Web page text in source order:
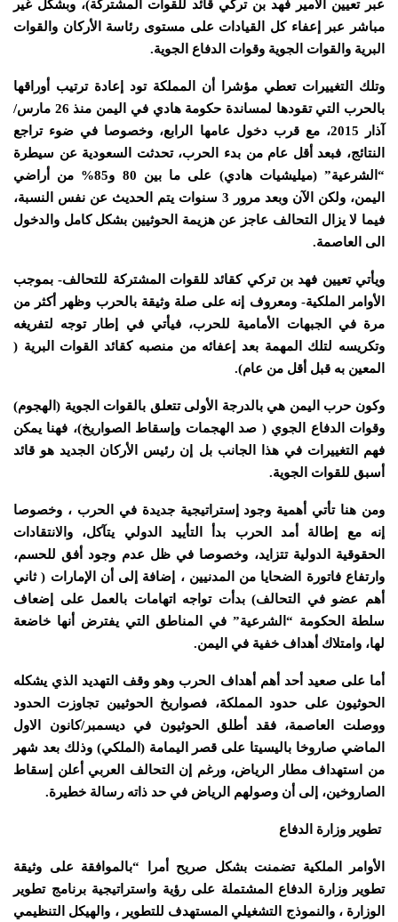
عبر تعيين الأمير فهد بن تركي قائد للقوات المشتركة)، وبشكل غير
مباشر عبر إعفاء كل القيادات على مستوى رئاسة الأركان والقوات
البرية والقوات الجوية وقوات الدفاع الجوية.
وتلك التغييرات تعطي مؤشرا أن المملكة تود إعادة ترتيب أوراقها
بالحرب التي تقودها لمساندة حكومة هادي في اليمن منذ 26 مارس/
آذار 2015، مع قرب دخول عامها الرابع، وخصوصا في ضوء تراجع
النتائج، فبعد أقل عام من بدء الحرب، تحدثت السعودية عن سيطرة
“الشرعية” (ميليشيات هادي) على ما بين 80 و85% من أراضي
اليمن، ولكن الآن وبعد مرور 3 سنوات يتم الحديث عن نفس النسبة،
فيما لا يزال التحالف عاجز عن هزيمة الحوثيين بشكل كامل والدخول
الى العاصمة.
ويأتي تعيين فهد بن تركي كقائد للقوات المشتركة للتحالف- بموجب
الأوامر الملكية- ومعروف إنه على صلة وثيقة بالحرب وظهر أكثر من
مرة في الجبهات الأمامية للحرب، فيأتي في إطار توجه لتفريغه
وتكريسه لتلك المهمة بعد إعفائه من منصبه كقائد القوات البرية (
المعين به قبل أقل من عام).
وكون حرب اليمن هي بالدرجة الأولى تتعلق بالقوات الجوية (الهجوم)
وقوات الدفاع الجوي ( صد الهجمات وإسقاط الصواريخ)، فهنا يمكن
فهم التغييرات في هذا الجانب بل إن رئيس الأركان الجديد هو قائد
أسبق للقوات الجوية.
ومن هنا تأتي أهمية وجود إستراتيجية جديدة في الحرب ، وخصوصا
إنه مع إطالة أمد الحرب بدأ التأييد الدولي يتآكل، والانتقادات
الحقوقية الدولية تتزايد، وخصوصا في ظل عدم وجود أفق للحسم،
وارتفاع فاتورة الضحايا من المدنيين ، إضافة إلى أن الإمارات ( ثاني
أهم عضو في التحالف) بدأت تواجه اتهامات بالعمل على إضعاف
سلطة الحكومة “الشرعية” في المناطق التي يفترض أنها خاضعة
لها، وامتلاك أهداف خفية في اليمن.
أما على صعيد أحد أهم أهداف الحرب وهو وقف التهديد الذي يشكله
الحوثيون على حدود المملكة، فصواريخ الحوثيين تجاوزت الحدود
ووصلت العاصمة، فقد أطلق الحوثيون في ديسمبر/كانون الاول
الماضي صاروخا باليسيتا على قصر اليمامة (الملكي) وذلك بعد شهر
من استهداف مطار الرياض، ورغم إن التحالف العربي أعلن إسقاط
الصاروخين، إلى أن وصولهم الرياض في حد ذاته رسالة خطيرة.
تطوير وزارة الدفاع
الأوامر الملكية تضمنت بشكل صريح أمرا “بالموافقة على وثيقة
تطوير وزارة الدفاع المشتملة على رؤية واستراتيجية برنامج تطوير
الوزارة ، والنموذج التشغيلي المستهدف للتطوير ، والهيكل التنظيمي